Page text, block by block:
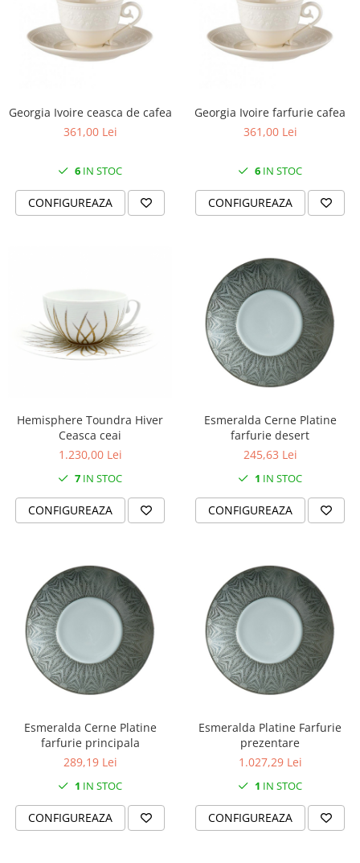
Georgia Ivoire ceasca de cafea
361,00 Lei
6 IN STOC
CONFIGUREAZA
Georgia Ivoire farfurie cafea
361,00 Lei
6 IN STOC
CONFIGUREAZA
Hemisphere Toundra Hiver
Ceasca ceai
1.230,00 Lei
7 IN STOC
CONFIGUREAZA
Esmeralda Cerne Platine
farfurie desert
245,63 Lei
1 IN STOC
CONFIGUREAZA
Esmeralda Cerne Platine
farfurie principala
289,19 Lei
1 IN STOC
CONFIGUREAZA
Esmeralda Platine Farfurie
prezentare
1.027,29 Lei
1 IN STOC
CONFIGUREAZA